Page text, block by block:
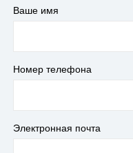
Ваше имя
Номер телефона
Электронная почта